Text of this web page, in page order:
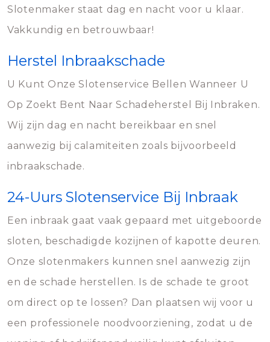
Slotenmaker staat dag en nacht voor u klaar.
Vakkundig en betrouwbaar!
Herstel Inbraakschade
U Kunt Onze Slotenservice Bellen Wanneer U
Op Zoekt Bent Naar Schadeherstel Bij Inbraken.
Wij zijn dag en nacht bereikbaar en snel
aanwezig bij calamiteiten zoals bijvoorbeeld
inbraakschade.
24-Uurs Slotenservice Bij Inbraak
Een inbraak gaat vaak gepaard met uitgeboorde
sloten, beschadigde kozijnen of kapotte deuren.
Onze slotenmakers kunnen snel aanwezig zijn
en de schade herstellen. Is de schade te groot
om direct op te lossen? Dan plaatsen wij voor u
een professionele noodvoorziening, zodat u de